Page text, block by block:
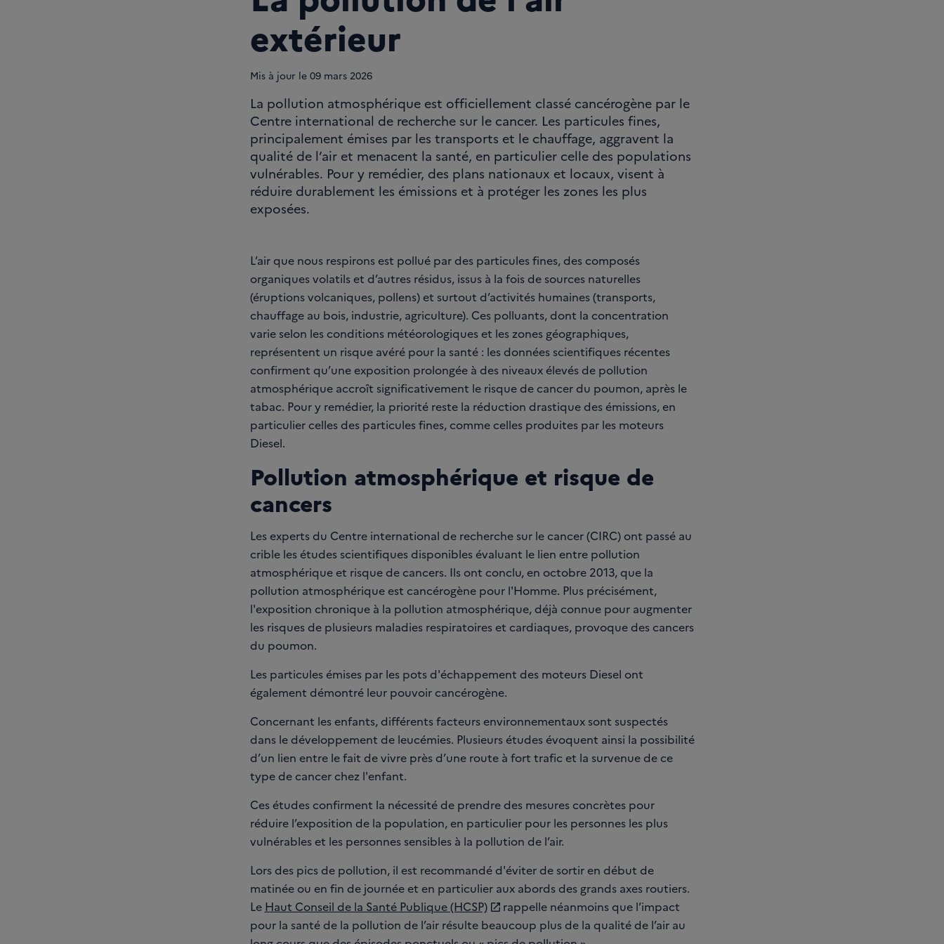
extérieur
Mis à jour le 09mars 2026
La pollution atmosphérique est officiellement classé cancérogène par le
Centre international de recherche sur le cancer. Les particules fines,
principalement émises par les transports et le chauffage, aggravent la
qualité de l’air et menacent la santé, en particulier celle des populations
vulnérables. Pour y remédier, des plans nationaux et locaux, visent à
réduire durablement les émissions et à protéger les zones les plus
exposées.
L’air que nous respirons est pollué par des particules fines, des composés
organiques volatils et d’autres résidus, issus à la fois de sources naturelles
(éruptions volcaniques, pollens) et surtout d’activités humaines (transports,
chauffage au bois, industrie, agriculture). Ces polluants, dont la concentration
varie selon les conditions météorologiques et les zones géographiques,
représentent un risque avéré pour la santé : les données scientifiques récentes
confirment qu’une exposition prolongée à des niveaux élevés de pollution
atmosphérique accroît significativement le risque de cancer du poumon, après le
tabac. Pour y remédier, la priorité reste la réduction drastique des émissions, en
particulier celles des particules fines, comme celles produites par les moteurs
Diesel.
Pollution atmosphérique et risque de
cancers
Les experts du Centre international de recherche sur le cancer (CIRC) ont passé au
crible les études scientifiques disponibles évaluant le lien entre pollution
atmosphérique et risque de cancers. Ils ont conclu, en octobre 2013, que la
pollution atmosphérique est cancérogène pour l'Homme. Plus précisément,
l'exposition chronique à la pollution atmosphérique, déjà connue pour augmenter
les risques de plusieurs maladies respiratoires et cardiaques, provoque des cancers
du poumon.
Les particules émises par les pots d'échappement des moteurs Diesel ont
également démontré leur pouvoir cancérogène.
Concernant les enfants, différents facteurs environnementaux sont suspectés
dans le développement de leucémies. Plusieurs études évoquent ainsi la possibilité
d’un lien entre le fait de vivre près d’une route à fort trafic et la survenue de ce
type de cancer chez l'enfant.
Ces études confirment la nécessité de prendre des mesures concrètes pour
réduire l’exposition de la population, en particulier pour les personnes les plus
vulnérables et les personnes sensibles à la pollution de l’air.
Lors des pics de pollution, il est recommandé d'éviter de sortir en début de
matinée ou en fin de journée et en particulier aux abords des grands axes routiers.
Le Haut Conseil de la Santé Publique (HCSP)
rappelle néanmoins que l’impact
pour la santé de la pollution de l’air résulte beaucoup plus de la qualité de l’air au